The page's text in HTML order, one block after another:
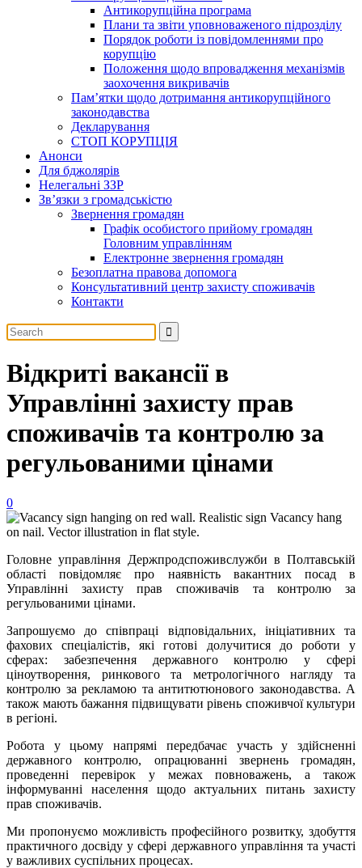
Антикорупційна програма
Плани та звіти уповноваженого підрозділу
Порядок роботи із повідомленнями про
корупцію
Положення щодо впровадження механізмів
заохочення викривачів
Пам’ятки щодо дотримання антикорупційного
законодавства
Декларування
СТОП КОРУПЦІЯ
Анонси
Для бджолярів
Нелегальні ЗЗР
Зв’язки з громадськістю
Звернення громадян
Графік особистого прийому громадян
Головним управлінням
Електронне звернення громадян
Безоплатна правова допомога
Консультативний центр захисту споживачів
Контакти
Відкриті вакансії в
Управлінні захисту прав
споживачів та контролю за
регульованими цінами
0
Головне управління Держпродспоживслужби в Полтавській
області повідомляє про наявність вакантних посад в
Управлінні захисту прав споживачів та контролю за
регульованими цінами.
Запрошуємо до співпраці відповідальних, ініціативних та
фахових спеціалістів, які готові долучитися до роботи у
сферах: забезпечення державного контролю у сфері
ціноутворення, ринкового та метрологічного нагляду та
контролю за рекламою та антитютюнового законодавства. А
також мають бажання підвищувати рівень споживчої культури
в регіоні.
Робота у цьому напрямі передбачає участь у здійсненні
державного контролю, опрацюванні звернень громадян,
проведенні перевірок у межах повноважень, а також
інформуванні населення щодо актуальних питань захисту
прав споживачів.
Ми пропонуємо можливість професійного розвитку, здобуття
практичного досвіду у сфері державного управління та участі
у важливих суспільних процесах.